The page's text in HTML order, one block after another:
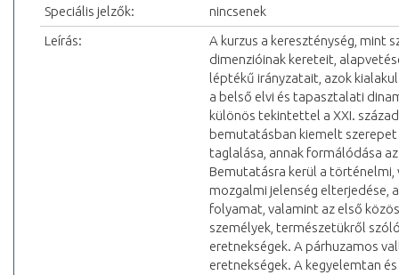
Speciális jelzők:
nincsenek
Leírás:
A kurzus a kereszténység, mint
dimenzióinak kereteit,
léptékű irányzatait, azok
a belső elvi és tapasztalati
különös tekintettel a XXI.
bemutatásban kiemelt
taglalása, annak formálódása
Bemutatásra kerül a
mozgalmi jelenség elterjedése,
folyamat, valamint az első
személyek, természetükről
eretnekségek. A párhuzamos
eretnekségek. A kegyelemtan